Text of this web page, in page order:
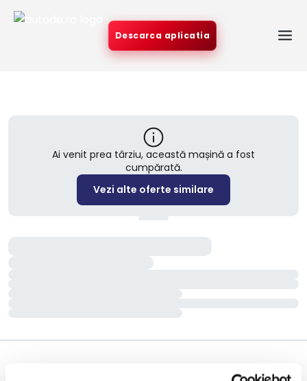
Descarca aplicatia
Ai venit prea târziu, această mașină a fost
cumpărată.
Vezi alte oferte similare